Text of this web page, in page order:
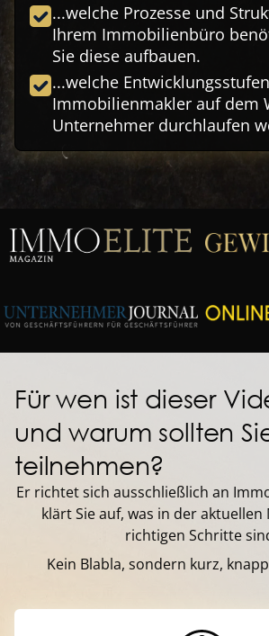
...welche Prozesse und
Ihrem Immobilienbüro
Sie diese aufbauen.
...welche
Immobilienmakler auf dem
Unternehmer durchlaufen
Für wen ist dieser
und warum sollten
teilnehmen?
Er richtet sich ausschließlich an
klärt Sie auf, was in der aktuellen
richtigen Schritte
Kein Blabla, sondern kurz,